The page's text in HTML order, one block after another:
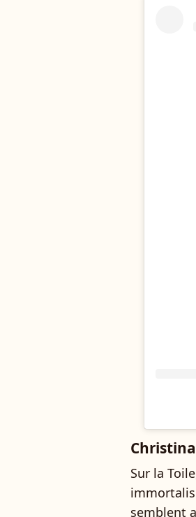
Sur la
semblent